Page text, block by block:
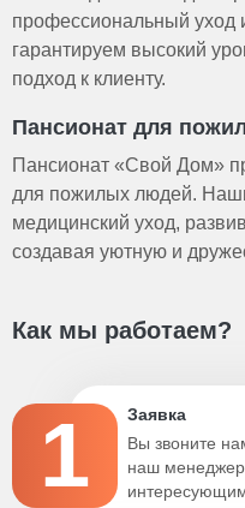
профессиональный уход
гарантируем высокий
подход к клиенту.
Пансионат для
Пансионат «Свой Дом»
для пожилых людей.
медицинский уход,
создавая уютную и
Как мы работаем?
1
Заявка
Вы звоните
наш менеджер